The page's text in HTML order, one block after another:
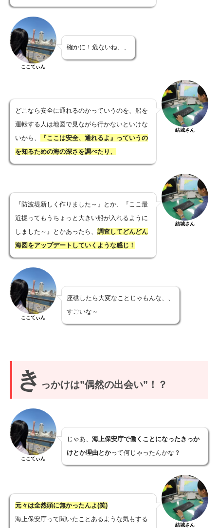
ここてぃん
確かに！危ないね、、
どこなら安全に通れるのかっていうのを、船を
運転する人は地図で見ながら行かないといけな
いから、
『ここは安全、通れるよ』っていうの
を知るための海の深さを調べたり、
結城さん
『防波堤新しく作りました～』とか、『ここ最
近掘ってもうちょっと大きい船が入れるように
しました～』とかあったら、 調査してどんどん
海図をアップデートしていくような感じ！
結城さん
ここてぃん
座礁したら大変なことじゃもんな、、
すごいな～
き っかけは”偶然の出会い”！？
ここてぃん
じゃあ、 海上保安庁で働くことになったきっか
けとか理由とかって何じゃったんかな？
元々は全然頭に無かったんよ(笑)
海上保安庁って聞いたことあるような気もする
結城さん